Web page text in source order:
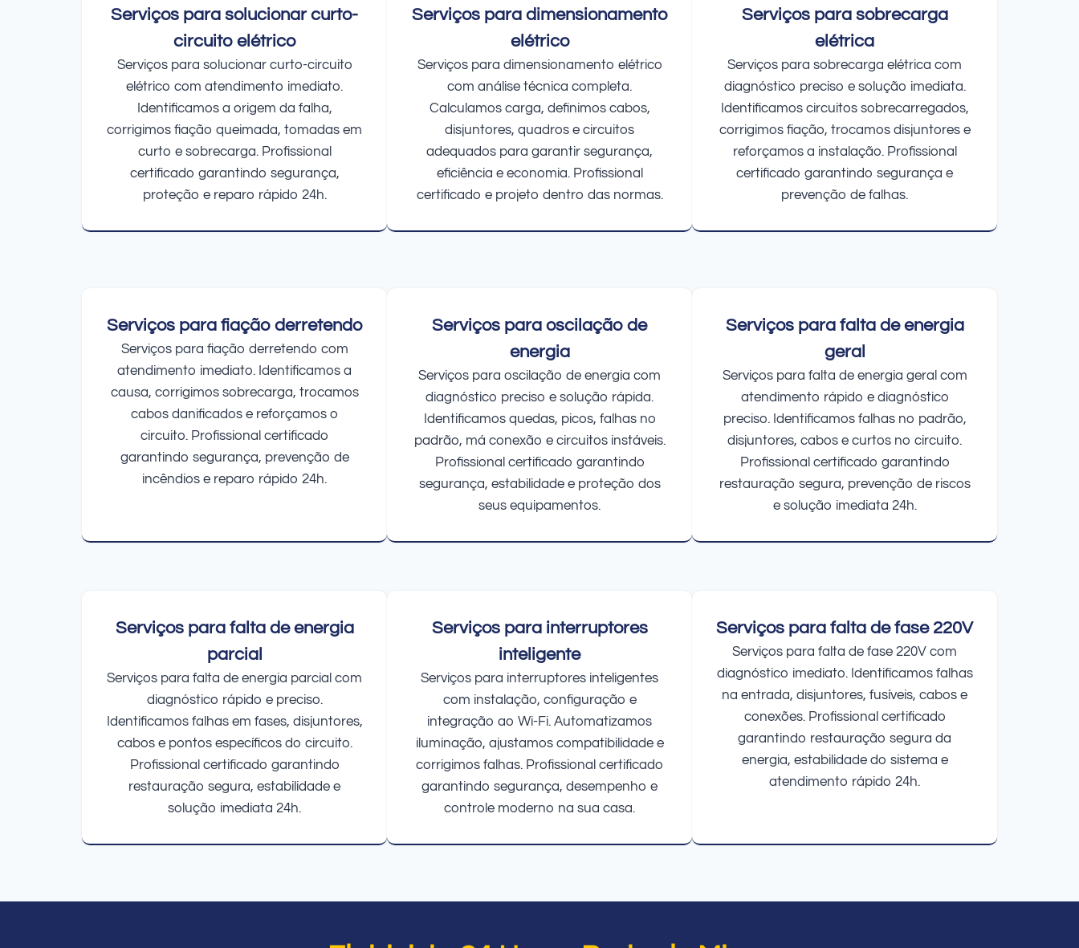
Serviços para solucionar curto-
circuito elétrico
Serviços para solucionar curto-circuito
elétrico com atendimento imediato.
Identificamos a origem da falha,
corrigimos fiação queimada, tomadas em
curto e sobrecarga. Profissional
certificado garantindo segurança,
proteção e reparo rápido 24h.
Serviços para dimensionamento
elétrico
Serviços para dimensionamento elétrico
com análise técnica completa.
Calculamos carga, definimos cabos,
disjuntores, quadros e circuitos
adequados para garantir segurança,
eficiência e economia. Profissional
certificado e projeto dentro das normas.
Serviços para sobrecarga
elétrica
Serviços para sobrecarga elétrica com
diagnóstico preciso e solução imediata.
Identificamos circuitos sobrecarregados,
corrigimos fiação, trocamos disjuntores e
reforçamos a instalação. Profissional
certificado garantindo segurança e
prevenção de falhas.
Serviços para fiação derretendo
Serviços para fiação derretendo com
atendimento imediato. Identificamos a
causa, corrigimos sobrecarga, trocamos
cabos danificados e reforçamos o
circuito. Profissional certificado
garantindo segurança, prevenção de
incêndios e reparo rápido 24h.
Serviços para oscilação de
energia
Serviços para oscilação de energia com
diagnóstico preciso e solução rápida.
Identificamos quedas, picos, falhas no
padrão, má conexão e circuitos instáveis.
Profissional certificado garantindo
segurança, estabilidade e proteção dos
seus equipamentos.
Serviços para falta de energia
geral
Serviços para falta de energia geral com
atendimento rápido e diagnóstico
preciso. Identificamos falhas no padrão,
disjuntores, cabos e curtos no circuito.
Profissional certificado garantindo
restauração segura, prevenção de riscos
e solução imediata 24h.
Serviços para falta de energia
parcial
Serviços para falta de energia parcial com
diagnóstico rápido e preciso.
Identificamos falhas em fases, disjuntores,
cabos e pontos específicos do circuito.
Profissional certificado garantindo
restauração segura, estabilidade e
solução imediata 24h.
Serviços para interruptores
inteligente
Serviços para interruptores inteligentes
com instalação, configuração e
integração ao Wi-Fi. Automatizamos
iluminação, ajustamos compatibilidade e
corrigimos falhas. Profissional certificado
garantindo segurança, desempenho e
controle moderno na sua casa.
Serviços para falta de fase 220V
Serviços para falta de fase 220V com
diagnóstico imediato. Identificamos falhas
na entrada, disjuntores, fusíveis, cabos e
conexões. Profissional certificado
garantindo restauração segura da
energia, estabilidade do sistema e
atendimento rápido 24h.